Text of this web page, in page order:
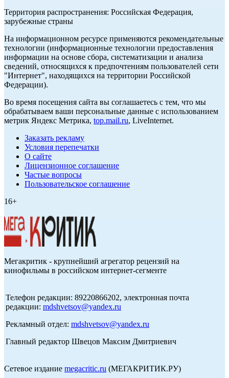
Территория распространения: Российская Федерация,
зарубежные страны
На информационном ресурсе применяются рекомендательные
технологии (информационные технологии предоставления
информации на основе сбора, систематизации и анализа
сведений, относящихся к предпочтениям пользователей сети
"Интернет", находящихся на территории Российской
Федерации).
Во время посещения сайта вы соглашаетесь с тем, что мы
обрабатываем ваши персональные данные с использованием
метрик Яндекс Метрика, top.mail.ru, LiveInternet.
Заказать рекламу
Условия перепечатки
О сайте
Лицензионное соглашение
Частые вопросы
Пользовательское соглашение
16+
Мегакритик - крупнейший агрегатор рецензий на
кинофильмы в российском интернет-сегменте
Телефон редакции: 89220866202, электронная почта
редакции: mdshvetsov@yandex.ru
Рекламный отдел: mdshvetsov@yandex.ru
Главный редактор Швецов Максим Дмитриевич
Сетевое издание megacritic.ru (МЕГАКРИТИК.РУ)